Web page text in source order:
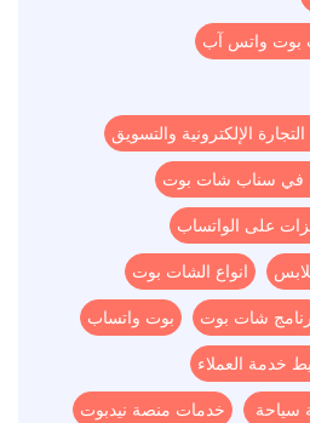
بوت واتس آب
الإلكترونية والتسويق
في سناب شات بوت
على الواتساب
انواع الشات بوت
شات بوت بوت واتساب
سياحة خدمات منصة نيدبوت